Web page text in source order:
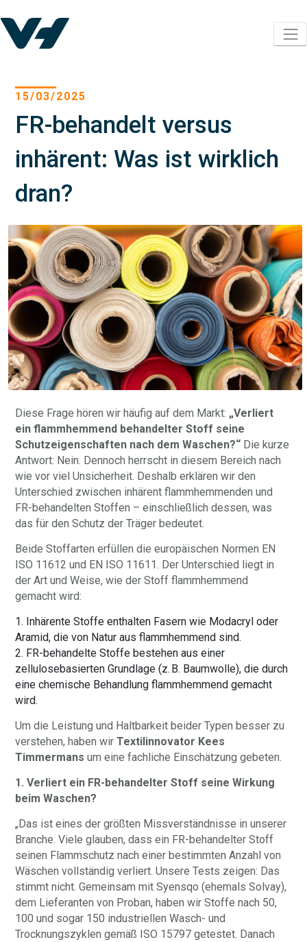
15/03/2025
FR-behandelt versus
inhärent: Was ist wirklich
dran?
Diese Frage hören wir häufig auf dem Markt: „Verliert
ein flammhemmend behandelter Stoff seine
Schutzeigenschaften nach dem Waschen?“ Die kurze
Antwort: Nein. Dennoch herrscht in diesem Bereich nach
wie vor viel Unsicherheit. Deshalb erklären wir den
Unterschied zwischen inhärent flammhemmenden und
FR-behandelten Stoffen – einschließlich dessen, was
das für den Schutz der Träger bedeutet.
Beide Stoffarten erfüllen die europäischen Normen EN
ISO 11612 und EN ISO 11611. Der Unterschied liegt in
der Art und Weise, wie der Stoff flammhemmend
gemacht wird:
1. Inhärente Stoffe enthalten Fasern wie Modacryl oder
Aramid, die von Natur aus flammhemmend sind.
2. FR-behandelte Stoffe bestehen aus einer
zellulosebasierten Grundlage (z. B. Baumwolle), die durch
eine chemische Behandlung flammhemmend gemacht
wird.
Um die Leistung und Haltbarkeit beider Typen besser zu
verstehen, haben wirTextilinnovator Kees
Timmermans um eine fachliche Einschätzung gebeten.
1. Verliert ein FR-behandelter Stoff seine Wirkung
beim Waschen?
„Das ist eines der größten Missverständnisse in unserer
Branche. Viele glauben, dass ein FR-behandelter Stoff
seinen Flammschutz nach einer bestimmten Anzahl von
Wäschen vollständig verliert. Unsere Tests zeigen: Das
stimmt nicht. Gemeinsam mit Syensqo (ehemals Solvay),
dem Lieferanten von Proban, haben wir Stoffe nach 50,
100 und sogar 150 industriellen Wasch- und
Trocknungszyklen gemäß ISO 15797 getestet. Danach